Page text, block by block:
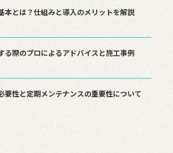
本とは？仕組みと導入のメリットを解説
る際のプロによるアドバイスと施工事例
要性と定期メンテナンスの重要性について